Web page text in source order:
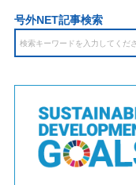
号外NET記事検索